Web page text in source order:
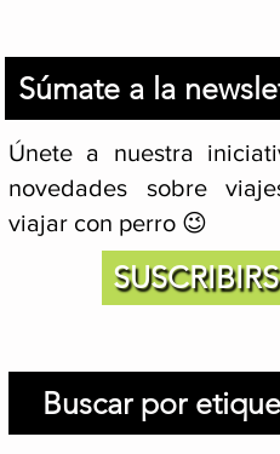
Súmate a la
Únete a nuestra
novedades sobre
viajar con perro 😉
Buscar por